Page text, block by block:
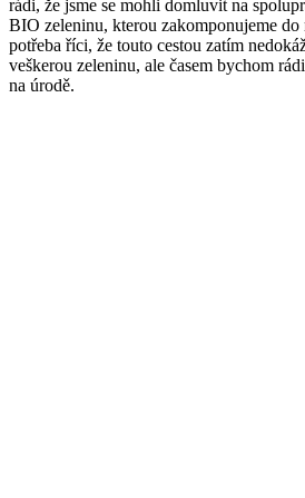
rádi, že jsme se mohli domluvit na
BIO zeleninu, kterou zakomponujeme do
potřeba říci, že touto cestou zatím
veškerou zeleninu, ale časem bychom
na úrodě.